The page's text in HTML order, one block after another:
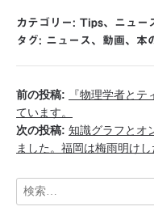
カテゴリー: Tips、 ニュー
タグ: ニュース 、 動画、 本
前の投稿:
『物理学者と
ています。
次の投稿: 知識グラフとオ
ました。福岡は梅雨明け